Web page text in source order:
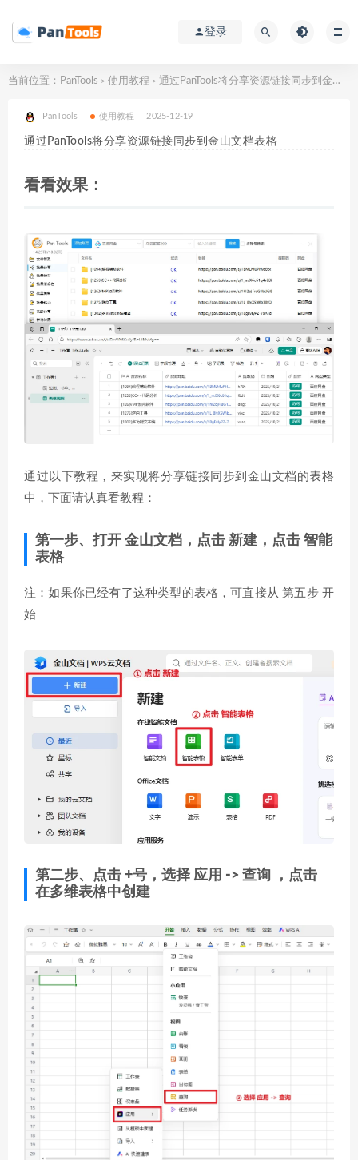
登录
当前位置： PanTools > 使用教程 > 通过PanTools将分享资源链接同步到金山文档表格
PanTools 使用教程 2025-12-19
通过PanTools将分享资源链接同步到金山文档表格
看看效果：
通过以下教程，来实现将分享链接同步到金山文档的表格
中，下面请认真看教程：
第一步、打开 金山文档 ，点击 新建 ，点击 智能
表格
注：如果你已经有了这种类型的表格，可直接从 第五步 开
始
第二步、点击 +号 ，选择 应用 -> 查询
，点击
在多维表格中创建